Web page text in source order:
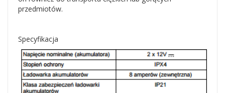
przedmiotów.
Specyfikacja